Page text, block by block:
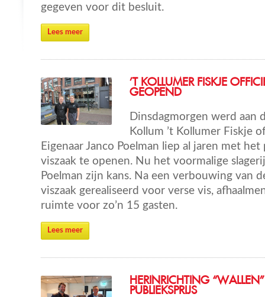
gegeven voor dit besluit.
Lees meer
’T KOLLUMER FISKJE
GEOPEND
Dinsdagmorgen werd aan
Kollum ’t Kollumer Fiskje
Eigenaar Janco Poelman liep al jaren met
viszaak te openen. Nu het voormalige
Poelman zijn kans. Na een verbouwing van
viszaak gerealiseerd voor verse vis,
ruimte voor zo’n 15 gasten.
Lees meer
HERINRICHTING
PUBLIEKSPRIJS